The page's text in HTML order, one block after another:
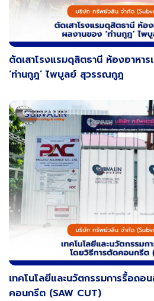
ตัดเสาโรงแรมดุสิตธานี ห้องอาหา
‘ท่านกูฎ’ ไพบูลย์ สุวรรณกูฎ
เทคโนโลยีและนวัตกรรมการรื้อถอ
คอนกรีต (SAW CUT)